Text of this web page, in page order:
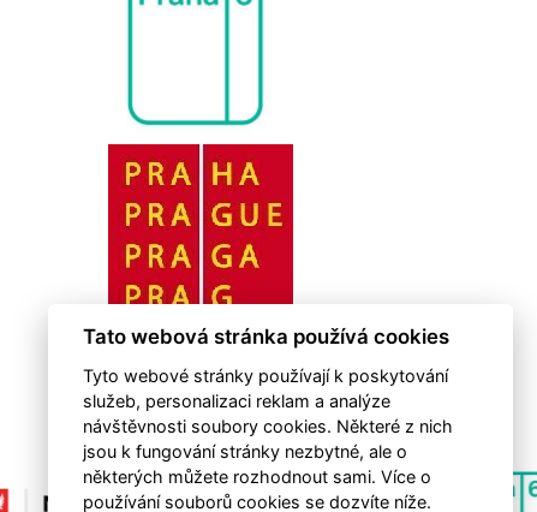
Tato webová stránka používá cookies
Tyto webové stránky používají k poskytování
služeb, personalizaci reklam a analýze
návštěvnosti soubory cookies. Některé z nich
jsou k fungování stránky nezbytné, ale o
některých můžete rozhodnout sami. Více o
používání souborů cookies se dozvíte níže.